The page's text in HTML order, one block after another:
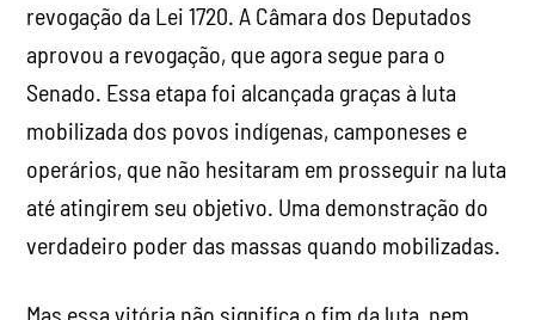
revogação da Lei 1720. A Câmara dos Deputados
aprovou a revogação, que agora segue para o
Senado. Essa etapa foi alcançada graças à luta
mobilizada dos povos indígenas, camponeses e
operários, que não hesitaram em prosseguir na luta
até atingirem seu objetivo. Uma demonstração do
verdadeiro poder das massas quando mobilizadas.
Mas essa vitória não significa o fim da luta, nem